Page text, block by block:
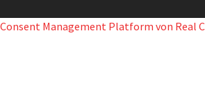
Consent Management Platform von Real